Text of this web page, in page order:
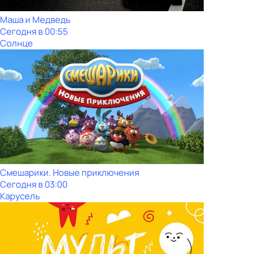
Маша и Медведь
Сегодня в 00:55
Солнце
Смешарики. Новые приключения
Сегодня в 03:00
Карусель